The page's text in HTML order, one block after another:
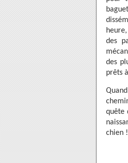
des
des
prêts
quête
chien !